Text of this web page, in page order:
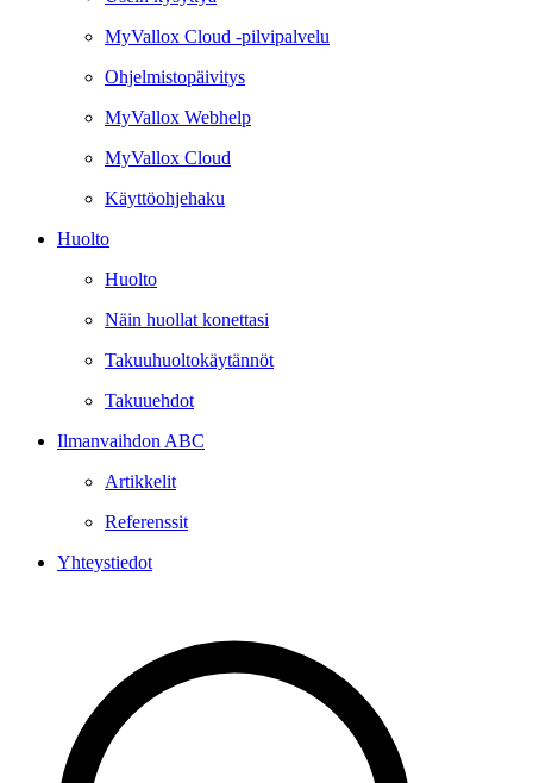
MyVallox Cloud -pilvipalvelu
Ohjelmistopäivitys
MyVallox Webhelp
MyVallox Cloud
Käyttöohjehaku
Huolto
Huolto
Näin huollat konettasi
Takuuhuoltokäytännöt
Takuuehdot
Ilmanvaihdon ABC
Artikkelit
Referenssit
Yhteystiedot